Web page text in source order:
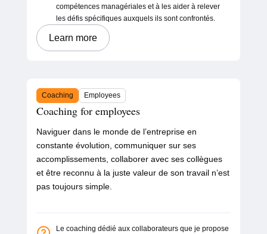
compétences managériales et à les aider à relever
les défis spécifiques auxquels ils sont confrontés.
Learn more
Coaching Employees
Coaching for employees
Naviguer dans le monde de l’entreprise en
constante évolution, communiquer sur ses
accomplissements, collaborer avec ses collègues
et être reconnu à la juste valeur de son travail n’est
pas toujours simple.
Le coaching dédié aux collaborateurs que je propose